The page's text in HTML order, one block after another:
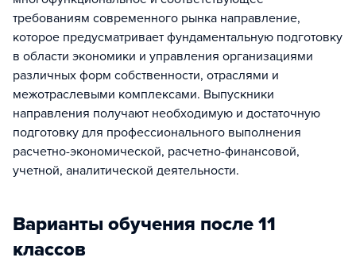
требованиям современного рынка направление,
которое предусматривает фундаментальную подготовку
в области экономики и управления организациями
различных форм собственности, отраслями и
межотраслевыми комплексами. Выпускники
направления получают необходимую и достаточную
подготовку для профессионального выполнения
расчетно-экономической, расчетно-финансовой,
учетной, аналитической деятельности.
Варианты обучения после 11
классов